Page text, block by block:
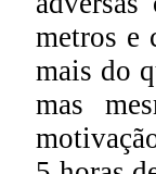
metros e
mais do
mas